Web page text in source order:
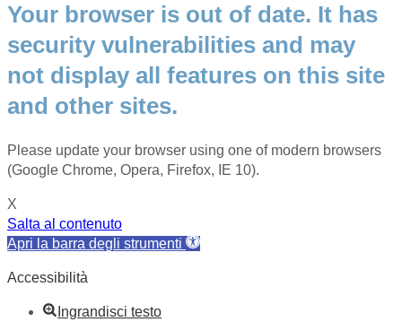
Your browser is out of date. It has
security vulnerabilities and may
not display all features on this site
and other sites.
Please update your browser using one of modern browsers
(Google Chrome, Opera, Firefox, IE 10).
X
Salta al contenuto
Apri la barra degli strumenti
Accessibilità
Ingrandisci testo